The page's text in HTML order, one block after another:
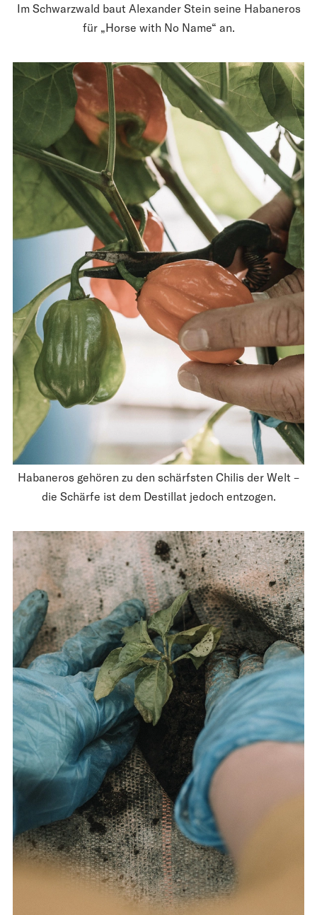
Im Schwarzwald baut Alexander Stein seine Habaneros
für „Horse with No Name“ an.
Habaneros gehören zu den schärfsten Chilis der Welt –
die Schärfe ist dem Destillat jedoch entzogen.